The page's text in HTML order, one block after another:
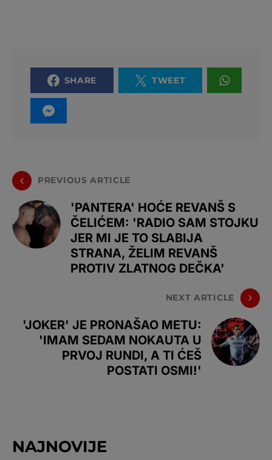
SHARE TWEET
PREVIOUS ARTICLE
'PANTERA' HOĆE REVANŠ S
ČELIĆEM: 'RADIO SAM STOJKU
JER MI JE TO SLABIJA
STRANA, ŽELIM REVANŠ
PROTIV ZLATNOG DEČKA'
NEXT ARTICLE
'JOKER' JE PRONAŠAO METU:
'IMAM SEDAM NOKAUTA U
PRVOJ RUNDI, A TI ĆEŠ
POSTATI OSMI!'
NAJNOVIJE